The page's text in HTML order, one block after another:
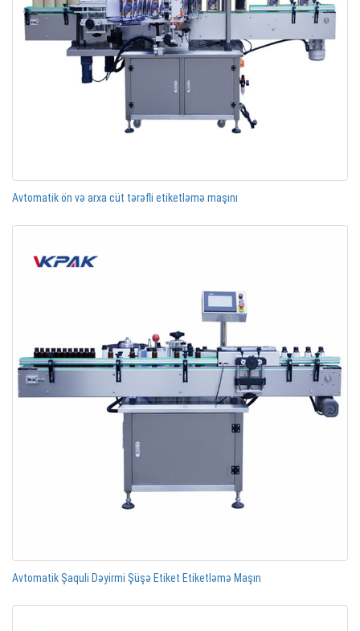
Avtomatik ön və arxa cüt tərəfli etiketləmə maşını
Avtomatik Şaquli Dəyirmi Şüşə Etiket Etiketləmə Maşın